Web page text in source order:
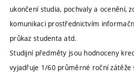
ukončení studia, pochvaly a ocenění,
komunikaci prostřednictvím
průkaz studenta atd.
Studijní předměty jsou hodnoceny
vyjadřuje 1/60 průměrné roční zátěže